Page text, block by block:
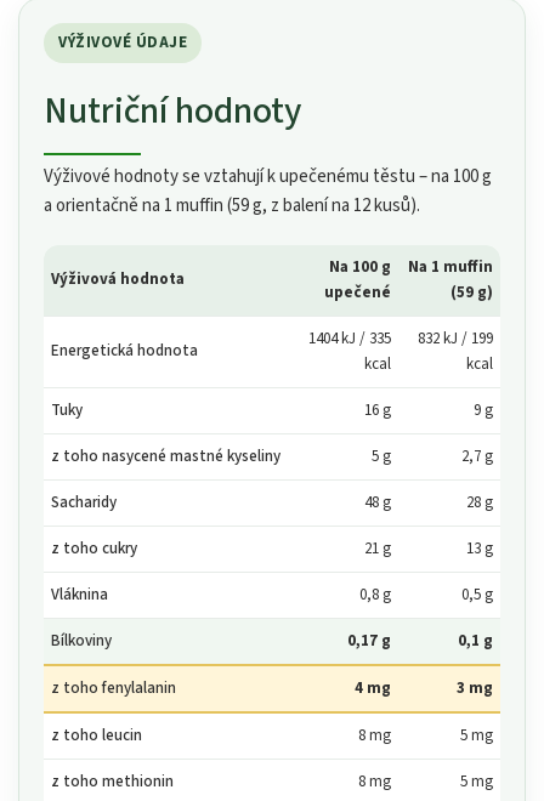
VÝŽIVOVÉ ÚDAJE
Nutriční hodnoty
Výživové hodnoty se vztahují k upečenému těstu – na 100 g
a orientačně na 1 muffin (59 g, z balení na 12 kusů).
Výživová hodnota
Na 100 g
upečené
Na 1 muffin
(59 g)
Energetická hodnota
1404 kJ / 335
kcal
832 kJ / 199
kcal
Tuky 16 g 9 g
z toho nasycené mastné kyseliny 5 g 2,7 g
Sacharidy 48 g 28 g
z toho cukry 21 g 13 g
Vláknina 0,8 g 0,5 g
Bílkoviny 0,17 g 0,1 g
z toho fenylalanin 4 mg 3 mg
z toho leucin 8 mg 5 mg
z toho methionin 8 mg 5 mg